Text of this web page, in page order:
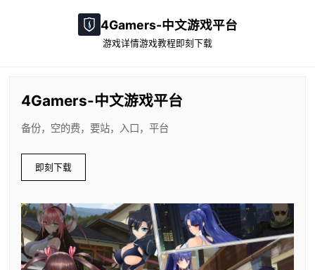
4Gamers-中文游戏平台
游戏详情游戏教程 即刻下载
4Gamers-中文游戏平台
备份，空的费，要站，入口，平台
即刻下载